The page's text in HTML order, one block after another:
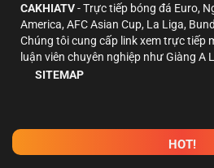
CAKHIATV- Trực tiếp bóng đá Euro,
America, AFC Asian Cup, La Liga,
Chúng tôi cung cấp link xem trực tiếp
luận viên chuyên nghiệp như Giàng A
SITEMAP
HOT!